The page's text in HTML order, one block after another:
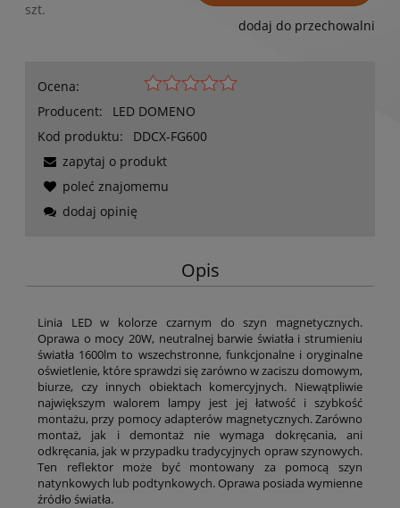
szt.
dodaj do przechowalni
Ocena:
Producent:
LED DOMENO
Kod produktu:
DDCX-FG600
zapytaj o produkt
poleć znajomemu
dodaj opinię
Opis
Linia LED w kolorze czarnym do szyn magnetycznych.
Oprawa o mocy 20W, neutralnej barwie światła i strumieniu
światła 1600lm to wszechstronne, funkcjonalne i oryginalne
oświetlenie, które sprawdzi się zarówno w zaciszu domowym,
biurze, czy innych obiektach komercyjnych. Niewątpliwie
największym walorem lampy jest jej łatwość i szybkość
montażu, przy pomocy adapterów magnetycznych. Zarówno
montaż, jak i demontaż nie wymaga dokręcania, ani
odkręcania, jak w przypadku tradycyjnych opraw szynowych.
Ten reflektor może być montowany za pomocą szyn
natynkowych lub podtynkowych. Oprawa posiada wymienne
źródło światła.